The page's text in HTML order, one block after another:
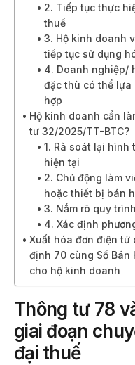
2. Tiếp tục thực
thuế
3. Hộ kinh doanh
tiếp tục sử dụng
4. Doanh nghiệp/
đặc thù có thể
hợp
Hộ kinh doanh cần
tư 32/2025/TT-BTC?
1. Rà soát lại hình
hiện tại
2. Chủ động làm
hoặc thiết bị bán
3. Nắm rõ quy
4. Xác định
Xuất hóa đơn điện
định 70 cùng Sổ Bán
cho hộ kinh doanh
Thông tư 78
giai đoạn
đại thuế